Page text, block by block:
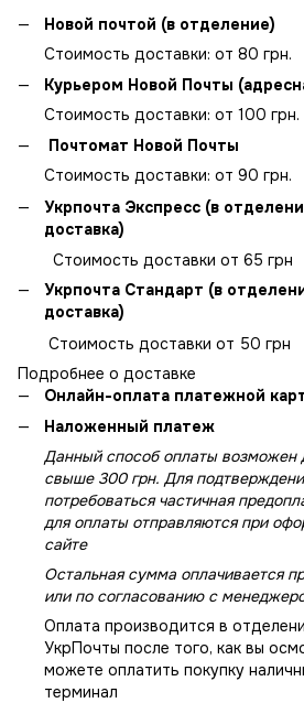
Новой почтой (в отделение)
Стоимость доставки: от 80 грн.
Курьером Новой Почты
Стоимость доставки: от 100 грн.
Почтомат Новой Почты
Стоимость доставки: от 90 грн.
Укрпочта Экспресс (в
доставка)
Стоимость доставки от 65 грн
Укрпочта Стандарт (в
доставка)
Стоимость доставки от 50 грн
Подробнее о доставке
Онлайн-оплата платежной
Наложенный платеж
Данный способ оплаты возможен
свыше 300 грн. Для
потребоваться частичная
для оплаты отправляются при
сайте
Остальная сумма оплачивается
или по согласованию с
Оплата производится в
УкрПочты после того, как вы
можете оплатить покупку
терминал